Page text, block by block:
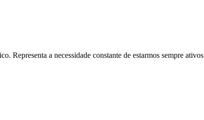
Representa a necessidade constante de estarmos sempre ativos